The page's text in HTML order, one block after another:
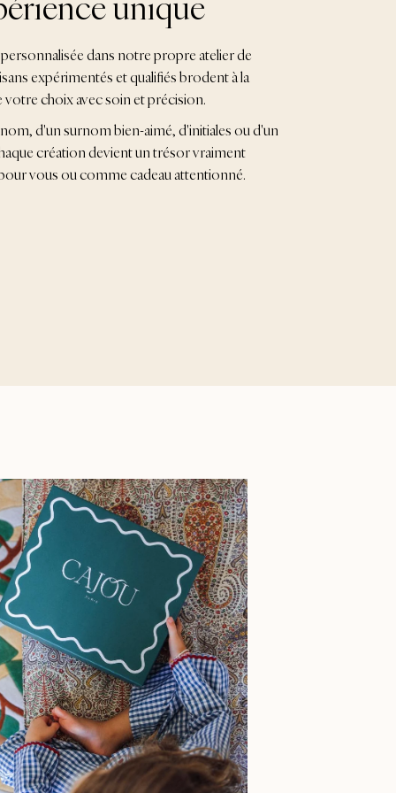
dans notre propre atelier de
expérimentés et qualifiés brodent à la
votre choix avec soin et précision.
d'un surnom bien-aimé, d'initiales ou d'un
création devient un trésor vraiment
vous ou comme cadeau attentionné.